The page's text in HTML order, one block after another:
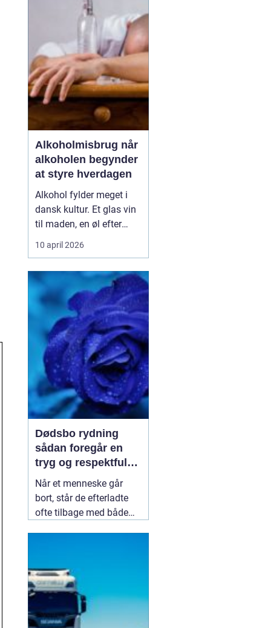
gamle kabler eller
fejlsøges på en ustabil
installation, er det vigtigt
at vælge en autoriseret
og erfare...
Alkoholmisbrug når
alkoholen begynder
at styre hverdagen
Alkohol fylder meget i
dansk kultur. Et glas vin
til maden, en øl efter
arbejde eller fest i
weekenden er for mange
almindelig hverdag. Men
for nogle glider forbruget
stille og roligt over i et
alkoholmisbrug, hvor
alkoholen ikke læ...
10 april 2026
Dødsbo rydning
sådan foregår en
tryg og respektfuld
proces
Når et menneske går
bort, står de efterladte
ofte tilbage med både
få ryddet hjemmet,
sorteret indboet og skabt
overblik over værdier og
personlige ejendele.